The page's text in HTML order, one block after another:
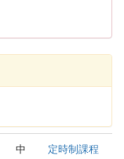
中
定時制課程